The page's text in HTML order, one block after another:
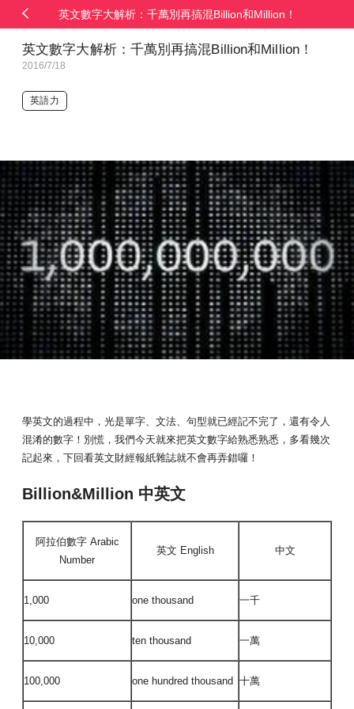
英文數字大解析：千萬別再搞混Billion和Million！
英文數字大解析：千萬別再搞混Billion和Million！
2016/7/18
英語力
學英文的過程中，光是單字、文法、句型就已經記不完了，還有令人
混淆的數字！別慌，我們今天就來把英文數字給熟悉熟悉，多看幾次
記起來，下回看英文財經報紙雜誌就不會再弄錯囉！
Billion&Million 中英文
阿拉伯數字 Arabic
Number
英文 English 中文
1,000 one thousand 一千
10,000 ten thousand 一萬
100,000 one hundred thousand 十萬